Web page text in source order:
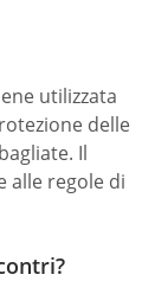
utilizzata
delle
Il
alle regole di